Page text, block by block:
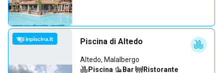
Piscina di Altedo
Altedo, Malalbergo
Piscina· Bar· Ristorante